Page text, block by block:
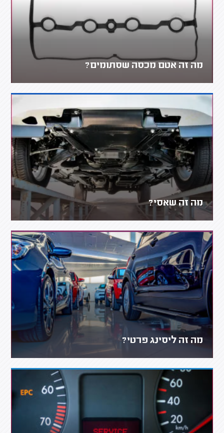
מה זה אטם מכסה שסתומים?
מה זה שאסי?
מה זה ליסינג פרטי?